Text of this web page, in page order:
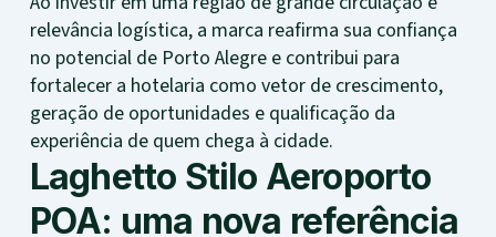
relevância logística, a marca reafirma sua confiança
no potencial de Porto Alegre e contribui para
fortalecer a hotelaria como vetor de crescimento,
geração de oportunidades e qualificação da
experiência de quem chega à cidade.
Laghetto Stilo Aeroporto
POA: uma nova referência